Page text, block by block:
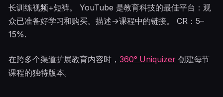
长训练视频+短裤。 YouTube 是教育科技的最佳平台：观
众已准备好学习和购买。描述→课程中的链接。 CR：5–
15%.
在跨多个渠道扩展教育内容时， 360° Uniquizer创建每节
课程的独特版本。